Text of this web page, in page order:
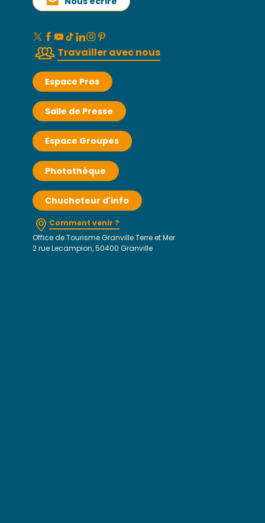
Travailler avec nous
Espace Pros
Salle de Presse
Espace Groupes
Photothèque
Chuchoteur d'info
Comment venir ?
Office de Tourisme Granville Terre et Mer
2 rue Lecampion, 50400 Granville